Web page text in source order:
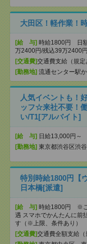
大田区！軽作業！
[給 与] 時給1800円 日
万2400円/残込39万2400円
[交通費]交通費支給（規定
[勤務地] 流通センター駅
人気イベントも！
ッフ☆来社不要！
い/T1[アルバイト]
[給 与] 日給13,000円～
[勤務地] 東京都渋谷区渋
特別時給1800円【
日本橋[派遣]
[給 与] 時給1800円 ※ご
遇 スマホでかんたんに前
す（※上限、条件あり）
[交通費]交通費全額支給（